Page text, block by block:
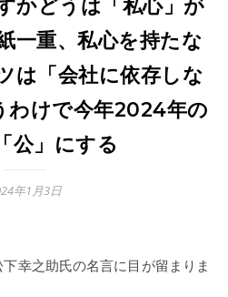
かどうは「私心」が
一重、私心を持たな
は「会社に依存しな
わけで今年2024年の
公」にする
年1月3日
幸之助氏の名言に目が留まりま